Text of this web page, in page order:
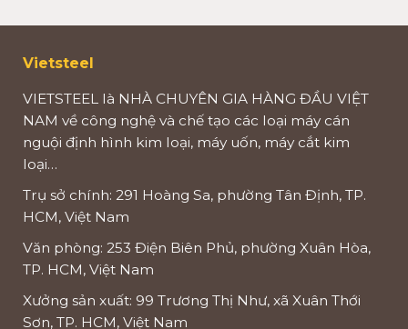
Vietsteel
VIETSTEEL là NHÀ CHUYÊN GIA HÀNG ĐẦU VIỆT
NAM về công nghệ và chế tạo các loại máy cán
nguội định hình kim loại, máy uốn, máy cắt kim
loại…
Trụ sở chính: 291 Hoàng Sa, phường Tân Định, TP.
HCM, Việt Nam
Văn phòng: 253 Điện Biên Phủ, phường Xuân Hòa,
TP. HCM, Việt Nam
Xưởng sản xuất: 99 Trương Thị Như, xã Xuân Thới
Sơn, TP. HCM, Việt Nam